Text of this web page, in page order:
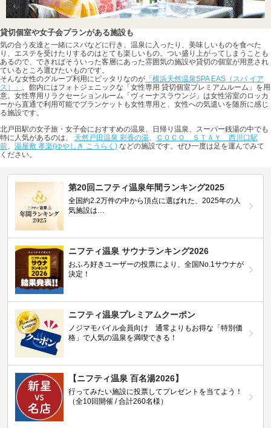
貸切個室や女子会プランがある施設も
気の合う友達と一緒にスパなどに行き、温泉に入ったり、美味しいものを食べた
り、エステを受けたりするのはとても楽しいもの。つい盛り上がってしまうことも
あるので、できればそういった客層にあった雰囲気の施設や貸切の個室が用意され
ているところ選びたいものです。
そんな女性のグループ利用にピッタリなのが 「横浜天然温泉SPA EAS（スパ イア
ス）」 。館内にはフォトジェニックな「女性専用 貸切個室プレミアムルーム」を用
意。女性専用リラクセーションルーム「ヴィーナスラウンジ」は女性浴室のロッカ
ーから直通で利用可能でブランケットも女性専用と、女性への気遣いを随所に感じ
る施設です。
北戸田駅の女子旅・女子会におすすめの温泉、日帰り温泉、スーパー銭湯の中でも
特に人気があるのは、 天然戸田温泉 彩香の湯、
ＣＯＣＯ ＳＴＡＹ 西川口駅
前、 湯屋敷 孝楽(ゆやしき こうらく) などの施設です。ぜひ一度は足を運んでみて
ください。
第20回ニフティ温泉年間ランキング2025
全国約2.2万件の中から頂点に選ばれた、2025年の人
気施設は…
ニフティ温泉 サウナランキング2026
おふろ好きユーザーの投票により、全国No.1サウナが
決定！
ニフティ温泉プレミアムクーポン
ノジマモバイル会員向け 通常よりもお得な「特別価
格」で人気の温泉を満喫できる！
【ニフティ温泉 百名湯2026】
行ってみたい施設に投票してプレゼントを当てよう！
（全10回開催 / 合計260名様）